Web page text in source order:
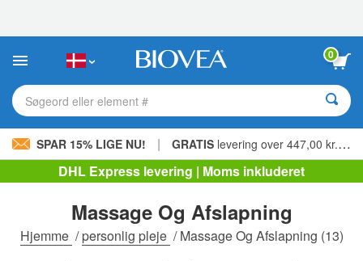
websted
0
Søgeord eller element #
SPAR 15% LIGE NU! | GRATIS levering over 447,00 kr. »
DHL Express levering | Moms inkluderet
Massage Og Afslapning
Hjemme /personlig pleje /Massage Og Afslapning (13)